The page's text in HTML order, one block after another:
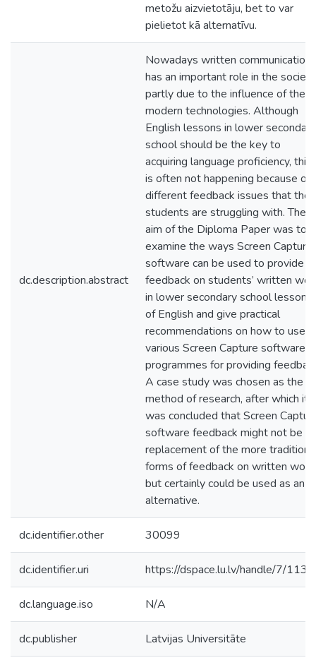
metožu aizvietotāju, bet to var
pielietot kā alternatīvu.
dc.description.abstract
Nowadays written communication
has an important role in the
partly due to the influence of the
modern technologies. Although
English lessons in lower secondary
school should be the key to
acquiring language proficiency, this
is often not happening because of
different feedback issues that the
students are struggling with. The
aim of the Diploma Paper was to
examine the ways Screen Capture
software can be used to provide
feedback on students’ written
in lower secondary school lessons
of English and give practical
recommendations on how to use
various Screen Capture software
programmes for providing
A case study was chosen as the
method of research, after which it
was concluded that Screen
software feedback might not be a
replacement of the more
forms of feedback on written work,
but certainly could be used as an
alternative.
dc.identifier.other 30099
dc.identifier.uri https://dspace.lu.lv/handle/7/
dc.language.iso N/A
dc.publisher Latvijas Universitāte